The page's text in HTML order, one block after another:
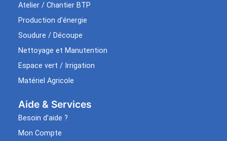
Atelier / Chantier BTP
Production d’énergie
Soudure / Découpe
Nettoyage et Manutention
Espace vert / Irrigation
Matériel Agricole
Aide & Services​
Besoin d’aide ?
Mon Compte